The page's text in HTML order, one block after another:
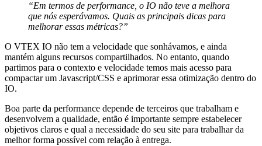
“Em termos de performance, o IO não teve a melhora
que nós esperávamos. Quais as principais dicas para
melhorar essas métricas?”
O VTEX IO não tem a velocidade que sonhávamos, e ainda
mantém alguns recursos compartilhados. No entanto, quando
partimos para o contexto e velocidade temos mais acesso para
compactar um Javascript/CSS e aprimorar essa otimização dentro do
IO.
Boa parte da performance depende de terceiros que trabalham e
desenvolvem a qualidade, então é importante sempre estabelecer
objetivos claros e qual a necessidade do seu site para trabalhar da
melhor forma possível com relação à entrega.